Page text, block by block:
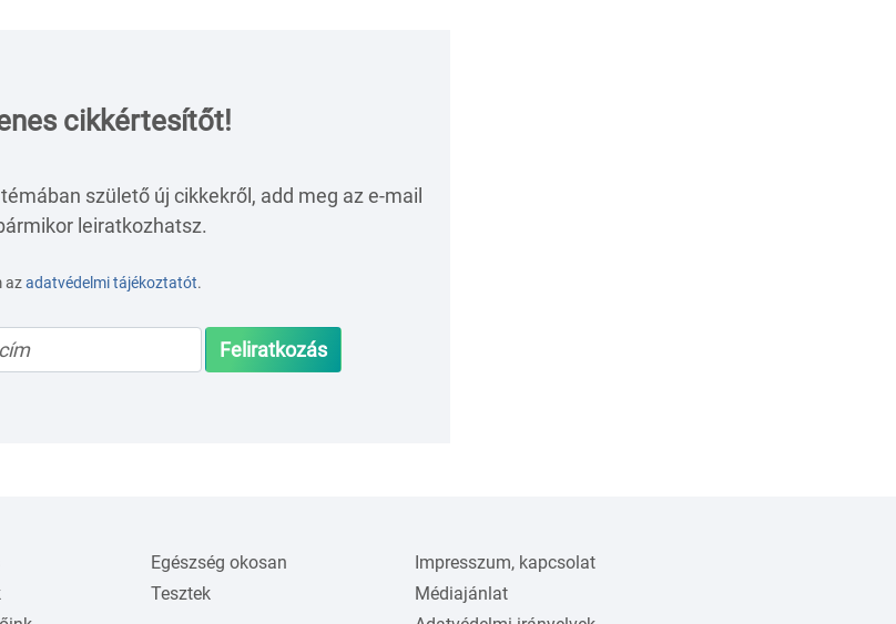
cikkértesítőt!
születő új cikkekről, add meg az e-mail
leiratkozhatsz.
azadatvédelmi tájékoztatót.
Feliratkozás
Egészség okosan
Tesztek
Impresszum, kapcsolat
Médiajánlat